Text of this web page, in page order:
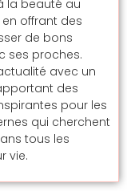
la beauté au
offrant des
de bons
ses proches.
avec un
des
pour les
qui cherchent
tous les
vie.